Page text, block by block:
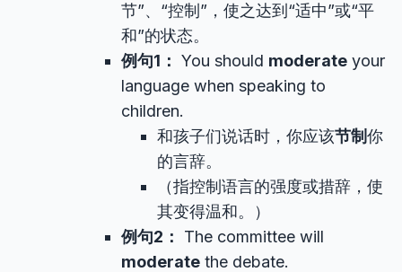
节”、“控制”，使之达到“适中”或“平
和”的状态。
例句1： You should moderate your
language when speaking to
children.
和孩子们说话时，你应该节制你
的言辞。
（指控制语言的强度或措辞，使
其变得温和。）
例句2：
The committee will
moderate the debate.